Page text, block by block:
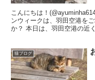
こんにちは！
ンウィークは、羽田空港を
か？ 本日は、羽田空港の近
猫ブログ